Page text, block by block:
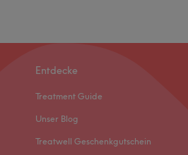
Entdecke
Treatment Guide
Unser Blog
Treatwell Geschenkgutschein